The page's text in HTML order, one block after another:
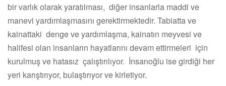
bir varlık olarak yaratılması, diğer insanlarla maddi ve
manevi yardımlaşmasını gerektirmektedir. Tabiatta ve
kainattaki denge ve yardımlaşma, kainatın meyvesi ve
halifesi olan insanların hayatlarını devam ettirmeleri için
kurulmuş ve hatasız çalıştırılıyor. İnsanoğlu ise girdiği her
yeri karıştırıyor, bulaştırıyor ve kirletiyor.